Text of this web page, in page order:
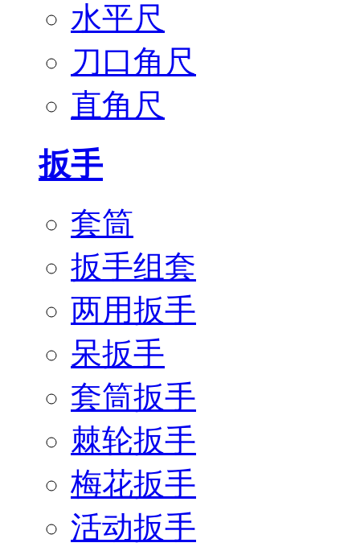
水平尺
刀口角尺
直角尺
扳手
套筒
扳手组套
两用扳手
呆扳手
套筒扳手
棘轮扳手
梅花扳手
活动扳手